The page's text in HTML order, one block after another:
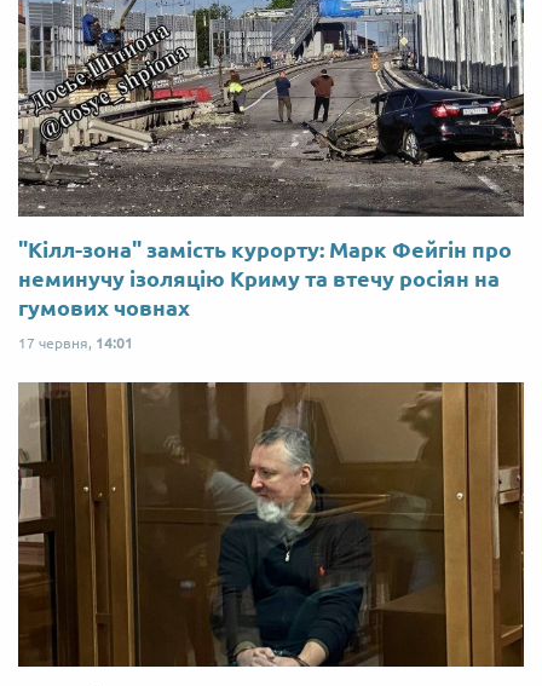
"Кілл-зона" замість курорту: Марк Фейгін про
неминучу ізоляцію Криму та втечу росіян на
гумових човнах
17 червня, 14:01